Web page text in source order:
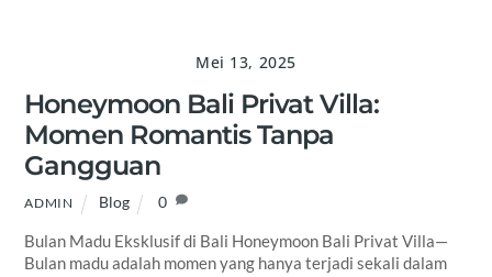
Mei 13, 2025
Honeymoon Bali Privat Villa:
Momen Romantis Tanpa
Gangguan
ADMIN Blog 0
Bulan Madu Eksklusif di Bali Honeymoon Bali Privat Villa—
Bulan madu adalah momen yang hanya terjadi sekali dalam